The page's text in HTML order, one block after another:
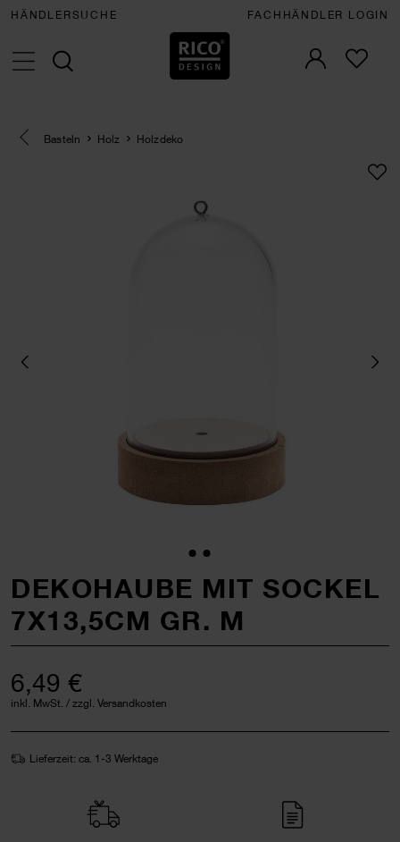
HÄNDLERSUCHE FACHHÄNDLER LOGIN
Eine Kategorie zurück navigieren
Basteln Holz Holzdeko
DEKOHAUBE MIT SOCKEL
7X13,5CM GR. M
6,49 €
inkl. MwSt. / zzgl. Versandkosten
Lieferzeit: ca. 1-3 Werktage